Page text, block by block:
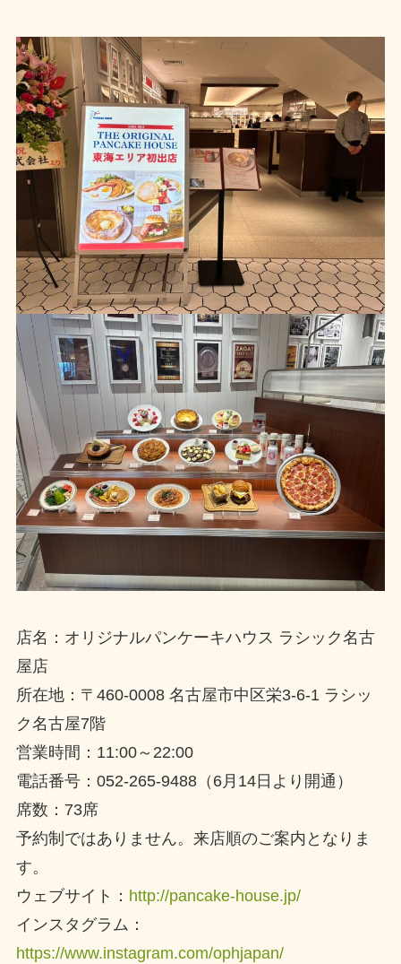
店名：オリジナルパンケーキハウス ラシック名古
屋店
所在地：〒460-0008 名古屋市中区栄3-6-1 ラシッ
ク名古屋7階
営業時間：11:00～22:00
電話番号：052-265-9488（6月14日より開通）
席数：73席
予約制ではありません。来店順のご案内となりま
す。
ウェブサイト： http://pancake-house.jp/
インスタグラム：
https://www.instagram.com/ophjapan/